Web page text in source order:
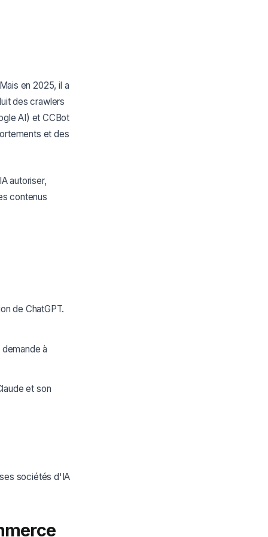
en 2025, il a
des crawlers
AI) et CCBot
et des
autoriser,
contenus
de ChatGPT.
à
et son
sociétés d'IA